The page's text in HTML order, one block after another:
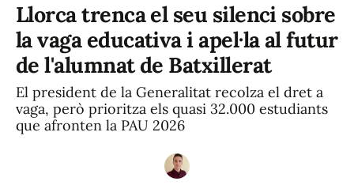
Llorca trenca el seu silenci sobre
la vaga educativa i apel·la al futur
de l'alumnat de Batxillerat
El president de la Generalitat recolza el dret a
vaga, però prioritza els quasi 32.000 estudiants
que afronten la PAU 2026